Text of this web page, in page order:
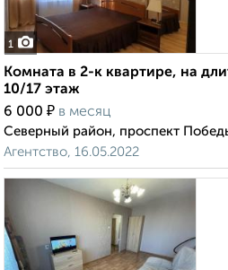
1
Комната в 2-к квартире, на
10/17 этаж
6 000 ₽ в месяц
Северный район, проспект
Агентство, 16.05.2022